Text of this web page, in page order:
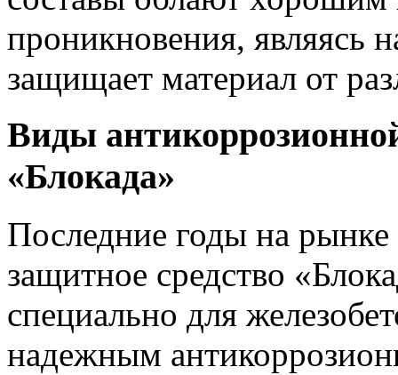
проникновения, являясь
защищает материал от
Виды
«Блокада»
Последние годы на рынке
защитное средство
специально для
надежным